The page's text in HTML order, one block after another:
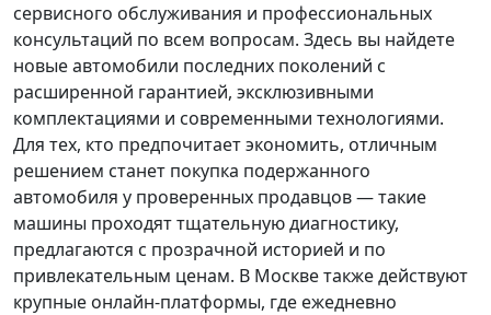
сервисного обслуживания и профессиональных
консультаций по всем вопросам. Здесь вы найдете
новые автомобили последних поколений с
расширенной гарантией, эксклюзивными
комплектациями и современными технологиями.
Для тех, кто предпочитает экономить, отличным
решением станет покупка подержанного
автомобиля у проверенных продавцов — такие
машины проходят тщательную диагностику,
предлагаются с прозрачной историей и по
привлекательным ценам. В Москве также действуют
крупные онлайн-платформы, где ежедневно